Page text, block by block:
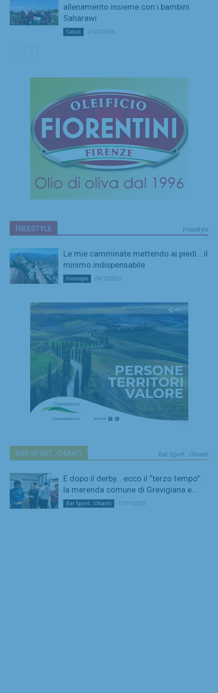
allenamento insieme con i bambini
Saharawi
Calcio 21/07/2026
FREESTYLE Freestyle
Le mie camminate mettendo ai piedi… il
minimo indispensabile
Freestyle 06/12/2022
BAR SPORT...CHIANTI Bar Sport...Chianti
E dopo il derby… ecco il “terzo tempo”:
la merenda comune di Grevigiana e...
Bar Sport...Chianti 17/11/2025